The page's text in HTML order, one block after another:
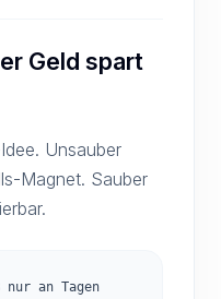
Geld spart
Unsauber
Magnet. Sauber
nur an Tagen